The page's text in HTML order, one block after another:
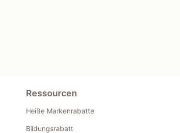
Ressourcen
Heiße Markenrabatte
Bildungsrabatt